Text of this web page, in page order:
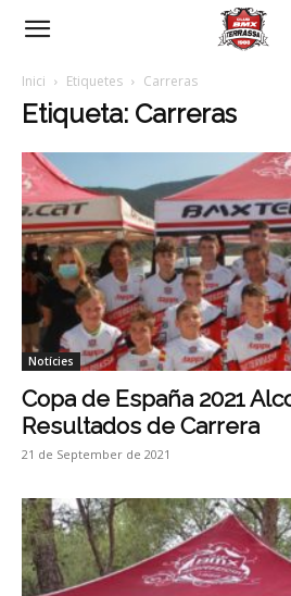
Inici Etiquetes Carreras
Etiqueta: Carreras
Notícies
Copa de España 2021
Resultados de Carrera
21 de September de 2021